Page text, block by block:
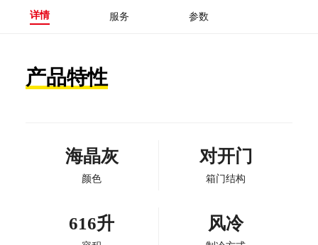
详情 服务 参数
产品特性
海晶灰
颜色
对开门
箱门结构
616升 风冷